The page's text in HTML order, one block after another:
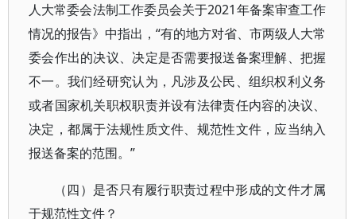
人大常委会法制工作委员会关于2021年备案审查工作
情况的报告》中指出，“有的地方对省、市两级人大常
委会作出的决议、决定是否需要报送备案理解、把握
不一。我们经研究认为，凡涉及公民、组织权利义务
或者国家机关职权职责并设有法律责任内容的决议、
决定，都属于法规性质文件、规范性文件，应当纳入
报送备案的范围。”
（四）是否只有履行职责过程中形成的文件才属
于规范性文件？